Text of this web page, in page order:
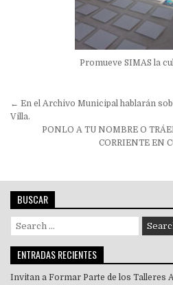
Promueve SIMAS la
Navegación
de
entradas
← En el Archivo Municipal hablarán
Villa.
PONLO A TU NOMBRE O
CORRIENTE EN
BUSCAR
Search
for:
ENTRADAS RECIENTES
Invitan a Formar Parte de los Talleres